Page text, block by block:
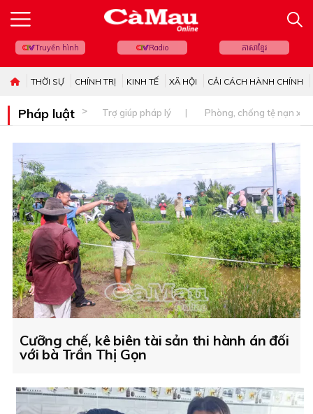
Truyền hình Radio ភាសាខ្មែរ
THỜI SỰ CHÍNH TRỊ KINH TẾ XÃ HỘI CẢI CÁCH HÀNH CHÍNH
Pháp luật Trợ giúp pháp lý Phòng, chống tệ nạn xã
Cưỡng chế, kê biên tài sản thi hành án đối
với bà Trần Thị Gọn